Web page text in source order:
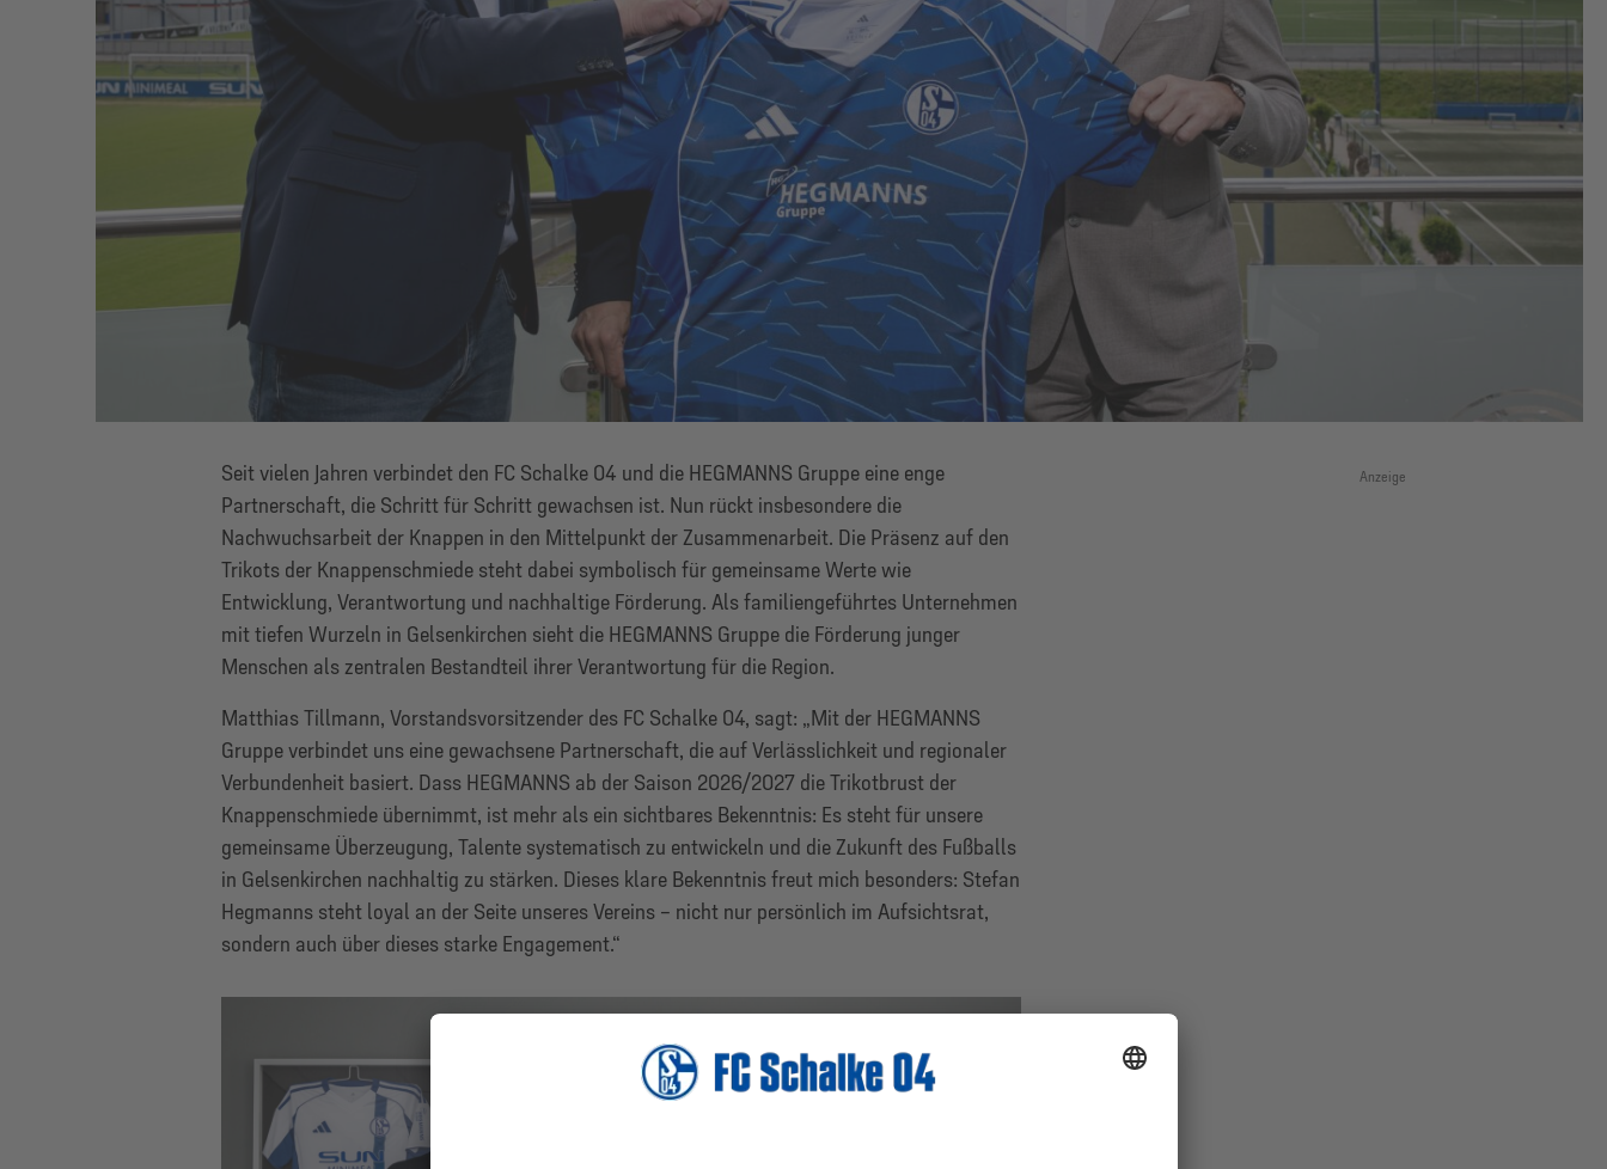
Seit vielen Jahren verbindet den FC Schalke 04 und die HEGMANNS Gruppe eine enge
Partnerschaft, die Schritt für Schritt gewachsen ist. Nun rückt insbesondere die
Nachwuchsarbeit der Knappen in den Mittelpunkt der Zusammenarbeit. Die Präsenz auf den
Trikots der Knappenschmiede steht dabei symbolisch für gemeinsame Werte wie
Entwicklung, Verantwortung und nachhaltige Förderung. Als familiengeführtes Unternehmen
mit tiefen Wurzeln in Gelsenkirchen sieht die HEGMANNS Gruppe die Förderung junger
Menschen als zentralen Bestandteil ihrer Verantwortung für die Region.
Matthias Tillmann, Vorstandsvorsitzender des FC Schalke 04, sagt: „Mit der HEGMANNS
Gruppe verbindet uns eine gewachsene Partnerschaft, die auf Verlässlichkeit und regionaler
Verbundenheit basiert. Dass HEGMANNS ab der Saison 2026/2027 die Trikotbrust der
Knappenschmiede übernimmt, ist mehr als ein sichtbares Bekenntnis: Es steht für unsere
gemeinsame Überzeugung, Talente systematisch zu entwickeln und die Zukunft des Fußballs
in Gelsenkirchen nachhaltig zu stärken. Dieses klare Bekenntnis freut mich besonders: Stefan
Hegmanns steht loyal an der Seite unseres Vereins – nicht nur persönlich im Aufsichtsrat,
sondern auch über dieses starke Engagement.“
Anzeige